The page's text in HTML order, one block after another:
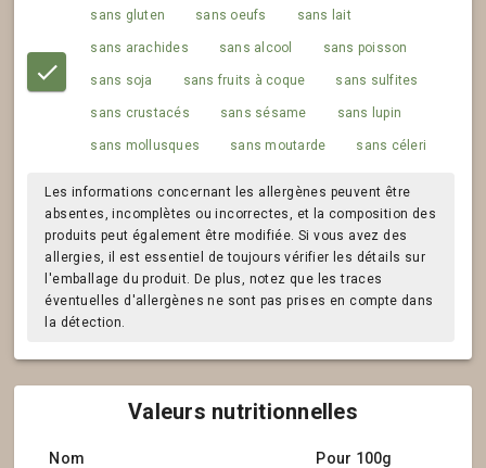
sans gluten
sans oeufs sans lait
sans arachides sans alcool sans poisson
sans soja sans fruits à coque sans sulfites
sans crustacés sans sésame sans lupin
sans mollusques sans moutarde sans céleri
Les informations concernant les allergènes peuvent être
absentes, incomplètes ou incorrectes, et la composition des
produits peut également être modifiée. Si vous avez des
allergies, il est essentiel de toujours vérifier les détails sur
l'emballage du produit. De plus, notez que les traces
éventuelles d'allergènes ne sont pas prises en compte dans
la détection.
Valeurs nutritionnelles
Nom Pour 100g